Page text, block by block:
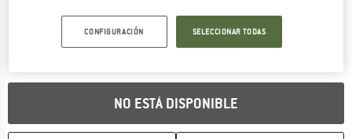
NO ESTÁ DISPONIBLE
CONFIGURACIÓN SELECCIONAR TODAS